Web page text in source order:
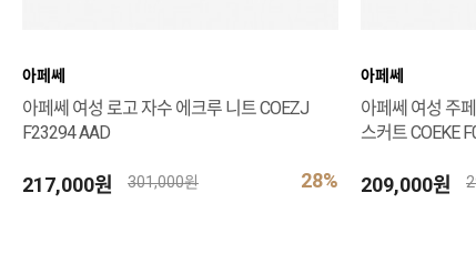
아페쎄
아페쎄 여성 로고 자수 에크루 니트 COEZJ
F23294 AAD
217,000원 28%
301,000원
아페쎄
아페쎄 여성 주
스커트 COEKE
209,000원